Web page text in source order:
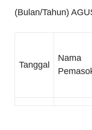
(Bulan/Tahun)
Tanggal
Nama